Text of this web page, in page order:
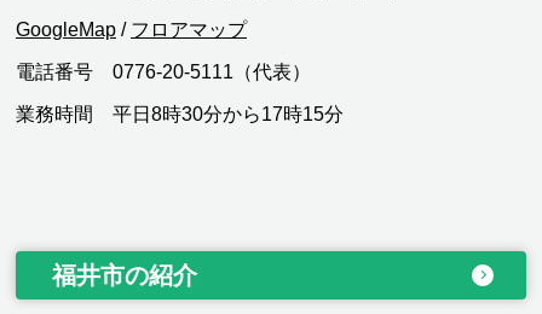
GoogleMap / フロアマップ
電話番号 0776-20-5111（代表）
業務時間 平日8時30分から17時15分
福井市の紹介